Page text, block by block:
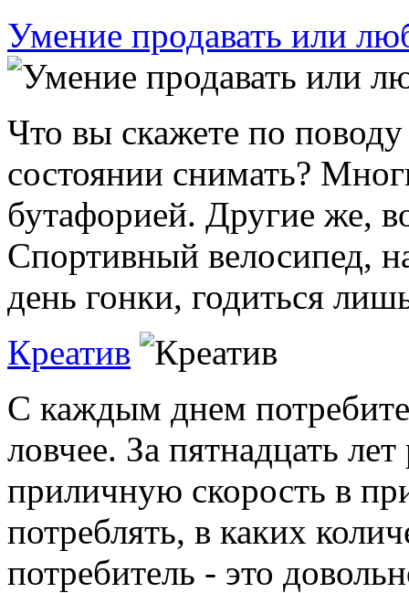
Умение продавать или
Что вы скажете по
состоянии снимать?
бутафорией. Другие же,
Спортивный велосипед,
день гонки, годиться
Креатив
С каждым днем
ловчее. За пятнадцать
приличную скорость в
потреблять, в каких
потребитель - это